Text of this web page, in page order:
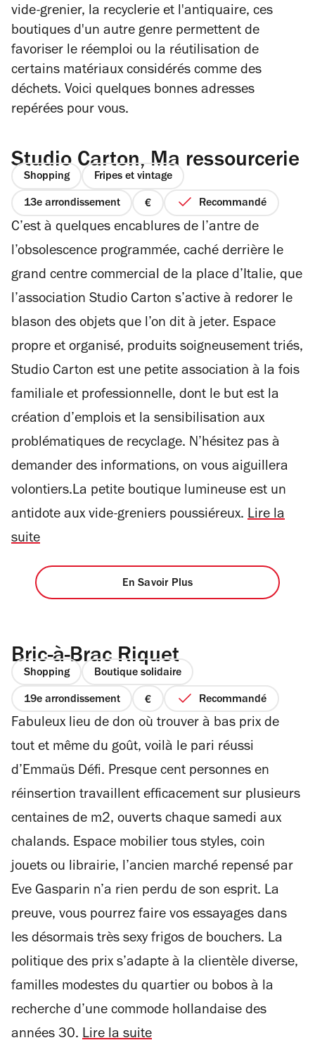
vide-grenier, la recyclerie et l'antiquaire, ces
boutiques d'un autre genre permettent de
favoriser le réemploi ou la réutilisation de
certains matériaux considérés comme des
déchets. Voici quelques bonnes adresses
repérées pour vous.
Studio Carton, Ma ressourcerie
Shopping Fripes et vintage
13e arrondissement
prix
1
Recommandé
C’est à quelques encablures de l’antre de
l’obsolescence programmée, caché derrière le
grand centre commercial de la place d’Italie, que
l’association Studio Carton s’active à redorer le
blason des objets que l’on dit à jeter. Espace
propre et organisé, produits soigneusement triés,
Studio Carton est une petite association à la fois
familiale et professionnelle, dont le but est la
création d’emplois et la sensibilisation aux
problématiques de recyclage. N’hésitez pas à
demander des informations, on vous aiguillera
volontiers.La petite boutique lumineuse est un
antidote aux vide-greniers poussiéreux. Lire la
suite
En Savoir Plus
Bric-à-Brac Riquet
Shopping Boutique solidaire
19e arrondissement
prix
1
sur
Recommandé
Fabuleux lieu de don où trouver à bas prix de
tout et même du goût, voilà le pari réussi
d’Emmaüs Défi. Presque cent personnes en
réinsertion travaillent efficacement sur plusieurs
centaines de m2, ouverts chaque samedi aux
chalands. Espace mobilier tous styles, coin
jouets ou librairie, l’ancien marché repensé par
Eve Gasparin n’a rien perdu de son esprit. La
preuve, vous pourrez faire vos essayages dans
les désormais très sexy frigos de bouchers. La
politique des prix s’adapte à la clientèle diverse,
familles modestes du quartier ou bobos à la
recherche d’une commode hollandaise des
années 30. Lire la suite